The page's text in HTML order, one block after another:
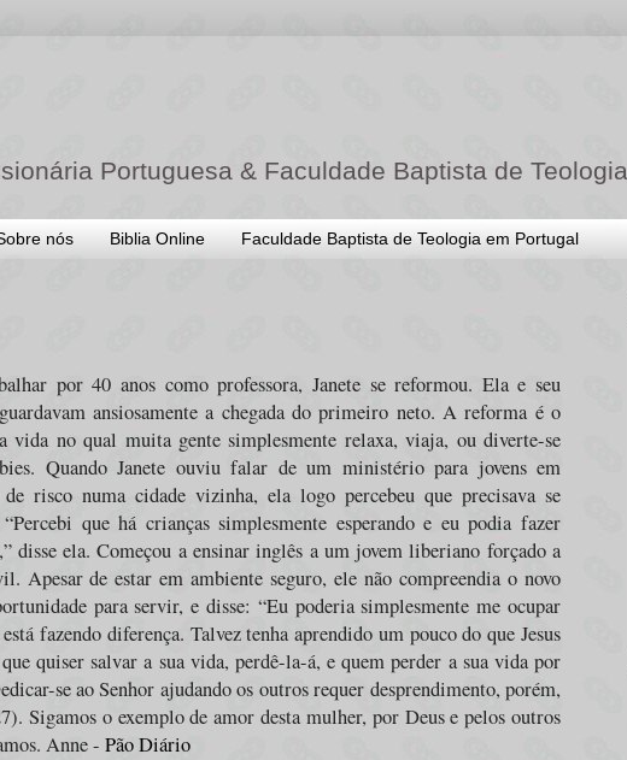
Portuguesa & Faculdade Baptista de Teologia
nós Biblia Online Faculdade Baptista de Teologia em Portugal
por 40 anos como professora, Janete se reformou. Ela e seu
ansiosamente a chegada do primeiro neto. A reforma é o
vida no qual muita gente simplesmente relaxa, viaja, ou diverte-se
Quando Janete ouviu falar de um ministério para jovens em
de risco numa cidade vizinha, ela logo percebeu que precisava se
“Percebi que há crianças simplesmente esperando e eu podia fazer
disse ela. Começou a ensinar inglês a um jovem liberiano forçado a
Apesar de estar em ambiente seguro, ele não compreendia o novo
para servir, e disse: “Eu poderia simplesmente me ocupar
fazendo diferença. Talvez tenha aprendido um pouco do que Jesus
quiser salvar a sua vida, perdê-la-á, e quem perder a sua vida por
se ao Senhor ajudando os outros requer desprendimento, porém,
Sigamos o exemplo de amor desta mulher, por Deus e pelos outros
Anne - Pão Diário